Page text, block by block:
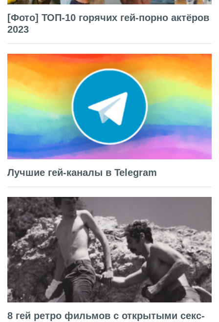
[Фото] ТОП-10 горячих гей-порно актёров
2023
Лучшие гей-каналы в Telegram
8 гей ретро фильмов с открытыми секс-